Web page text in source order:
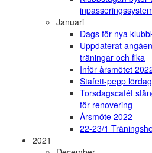
Januari
Dags för nya
Uppdaterat
träningar och fika
Inför årsmötet
Stafett-pepp
Torsdagscafét
för renovering
Årsmöte 2022
22-23/1
2021